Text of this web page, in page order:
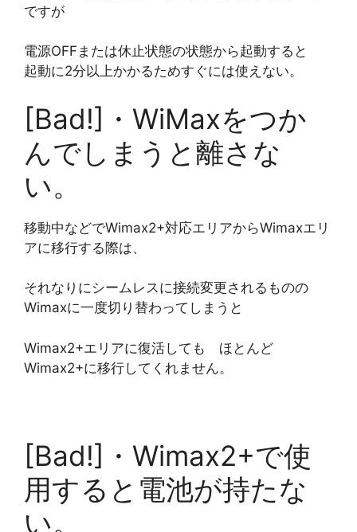
ですが
電源OFFまたは休止状態の状態から起動すると
起動に2分以上かかるためすぐには使えない。
[Bad!]・WiMaxをつか
んでしまうと離さな
い。
移動中などでWimax2+対応エリアからWimaxエリ
アに移行する際は、
それなりにシームレスに接続変更されるものの
Wimaxに一度切り替わってしまうと
Wimax2+エリアに復活しても ほとんど
Wimax2+に移行してくれません。
[Bad!]・Wimax2+で使
用すると電池が持たな
い。